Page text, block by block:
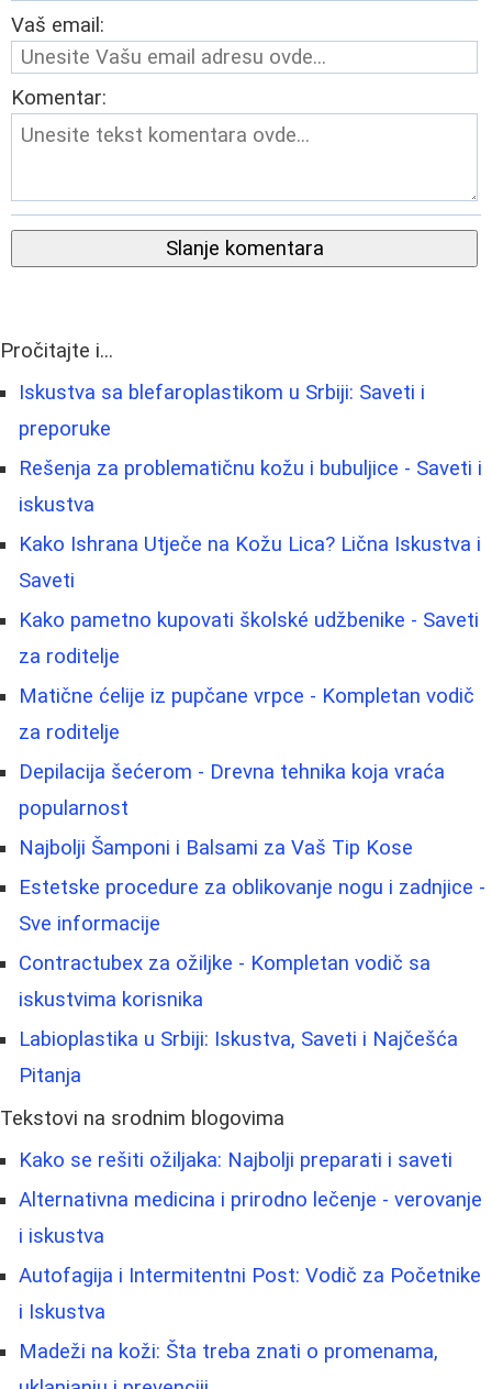
Vaš email:
Komentar:
Slanje komentara
Pročitajte i...
Iskustva sa blefaroplastikom u Srbiji: Saveti i
preporuke
Rešenja za problematičnu kožu i bubuljice - Saveti i
iskustva
Kako Ishrana Utječe na Kožu Lica? Lična Iskustva i
Saveti
Kako pametno kupovati školské udžbenike - Saveti
za roditelje
Matične ćelije iz pupčane vrpce - Kompletan vodič
za roditelje
Depilacija šećerom - Drevna tehnika koja vraća
popularnost
Najbolji Šamponi i Balsami za Vaš Tip Kose
Estetske procedure za oblikovanje nogu i zadnjice -
Sve informacije
Contractubex za ožiljke - Kompletan vodič sa
iskustvima korisnika
Labioplastika u Srbiji: Iskustva, Saveti i Najčešća
Pitanja
Tekstovi na srodnim blogovima
Kako se rešiti ožiljaka: Najbolji preparati i saveti
Alternativna medicina i prirodno lečenje - verovanje
i iskustva
Autofagija i Intermitentni Post: Vodič za Početnike
i Iskustva
Madeži na koži: Šta treba znati o promenama,